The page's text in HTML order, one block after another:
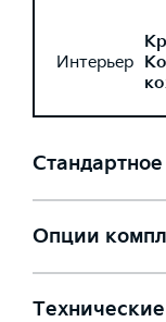
Интерьер
Опции